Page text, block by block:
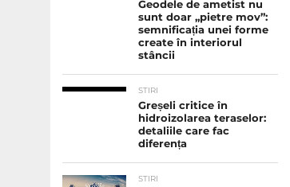
Geodele de ametist nu
sunt doar „pietre mov”:
semnificația unei forme
create în interiorul
stâncii
STIRI
Greșeli critice în
hidroizolarea teraselor:
detaliile care fac
diferența
STIRI